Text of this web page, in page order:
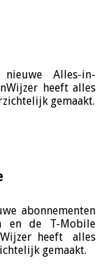
Alles-in-
heeft alles
gemaakt.
abonnementen
en de T-Mobile
heeft alles
gemaakt.